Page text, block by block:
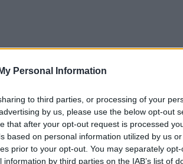
Personal Information
to third parties, or processing of your
by us, please use the below opt-out
that after your opt-out request is processed
based on personal information utilized by us
prior to your opt-out. You may separately
by third parties on the IAB’s list of
, arrivato in finale dopo il primo
. Sul terzo gradino del podio sono
Genova
della manifestazione. Gli altri
Fracassi Futura come miglior